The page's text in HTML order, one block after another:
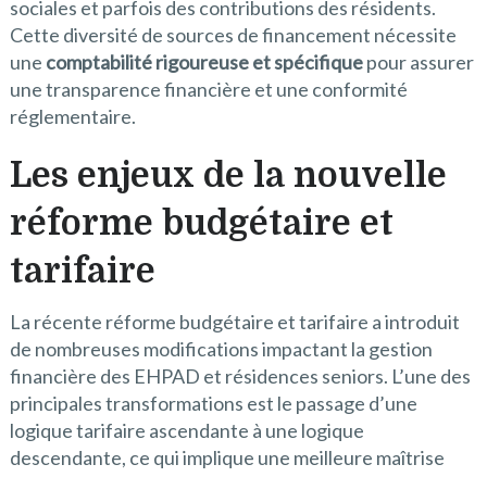
sociales et parfois des contributions des résidents.
Cette diversité de sources de financement nécessite
une comptabilité rigoureuse et spécifiquepour assurer
une transparence financière et une conformité
réglementaire.
Les enjeux de la nouvelle
réforme budgétaire et
tarifaire
La récente réforme budgétaire et tarifaire a introduit
de nombreuses modifications impactant la gestion
financière des EHPAD et résidences seniors. L’une des
principales transformations est le passage d’une
logique tarifaire ascendante à une logique
descendante, ce qui implique une meilleure maîtrise